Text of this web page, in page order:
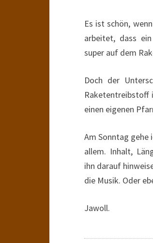
Es ist schön,
arbeitet, dass
super auf dem
Doch der
Raketentreibstoff
einen eigenen
Am Sonntag gehe
allem. Inhalt,
ihn darauf
die Musik. Oder
Jawoll.